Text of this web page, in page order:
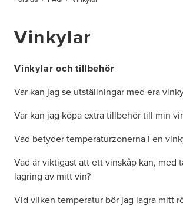
Vinkylar
Vinkylar och tillbehör
Var kan jag se utställningar med era
Var kan jag köpa extra tillbehör till min
Vad betyder temperaturzonerna i en
Vad är viktigast att ett vinskåp kan, med
lagring av mitt vin?
Vid vilken temperatur bör jag lagra mitt